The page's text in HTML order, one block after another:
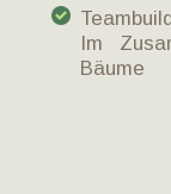
Im
Bäume